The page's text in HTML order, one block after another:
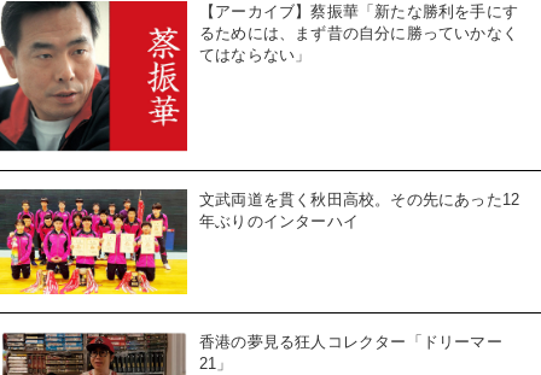
【アーカイブ】蔡振華「新たな勝利を手にす
るためには、まず昔の自分に勝っていかなく
てはならない」
文武両道を貫く秋田高校。その先にあった12
年ぶりのインターハイ
香港の夢見る狂人コレクター「ドリーマー
21」